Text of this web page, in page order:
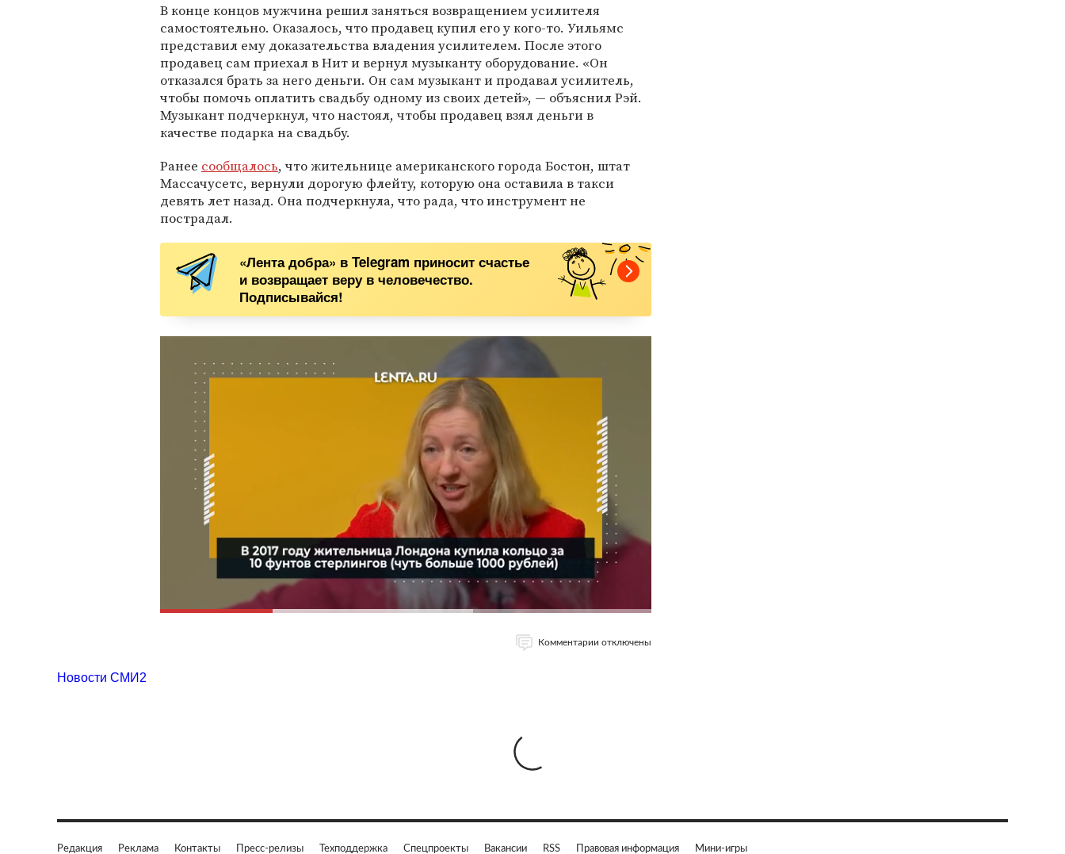
В конце концов мужчина решил заняться возвращением усилителя
самостоятельно. Оказалось, что продавец купил его у кого-то. Уильямс
представил ему доказательства владения усилителем. После этого
продавец сам приехал в Нит и вернул музыканту оборудование. «Он
отказался брать за него деньги. Он сам музыкант и продавал усилитель,
чтобы помочь оплатить свадьбу одному из своих детей», — объяснил Рэй.
Музыкант подчеркнул, что настоял, чтобы продавец взял деньги в
качестве подарка на свадьбу.
Ранее сообщалось, что жительнице американского города Бостон, штат
Массачусетс, вернули дорогую флейту, которую она оставила в такси
девять лет назад. Она подчеркнула, что рада, что инструмент не
пострадал.
«Лента добра» в Telegram приносит счастье
и возвращает веру в человечество.
Подписывайся!
Комментарии отключены
Новости СМИ2
Редакция Реклама Контакты Пресс-релизы Техподдержка Спецпроекты Вакансии RSS Правовая информация Мини-игры